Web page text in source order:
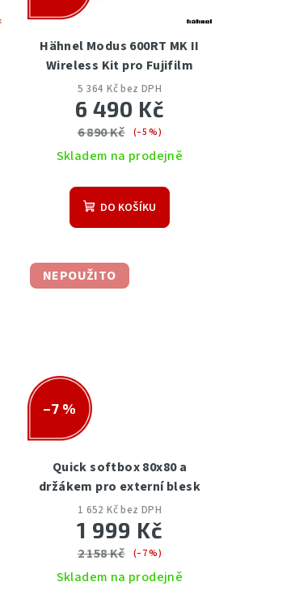
Hähnel Modus 600RT MK II
Wireless Kit pro Fujifilm
5 364 Kč bez DPH
6 490 Kč
6 890 Kč (–5 %)
Skladem na prodejně
DO KOŠÍKU
NEPOUŽITO
–7 %
Quick softbox 80x80 a
držákem pro externí blesk
1 652 Kč bez DPH
1 999 Kč
2 158 Kč (–7 %)
Skladem na prodejně